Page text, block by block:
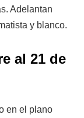
Adelantan
y blanco.
al 21 de
en el plano